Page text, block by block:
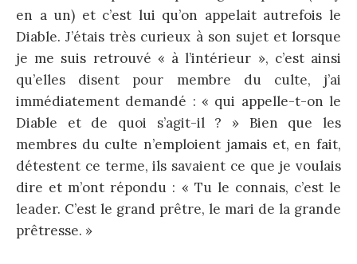
en a un) et c’est lui qu’on appelait autrefois le
Diable. J’étais très curieux à son sujet et lorsque
je me suis retrouvé « à l’intérieur », c’est ainsi
qu’elles disent pour membre du culte, j’ai
immédiatement demandé : « qui appelle-t-on le
Diable et de quoi s’agit-il ? » Bien que les
membres du culte n’emploient jamais et, en fait,
détestent ce terme, ils savaient ce que je voulais
dire et m’ont répondu : « Tu le connais, c’est le
leader. C’est le grand prêtre, le mari de la grande
prêtresse. »